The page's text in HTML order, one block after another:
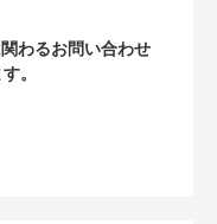
わるお問い合わせ
。